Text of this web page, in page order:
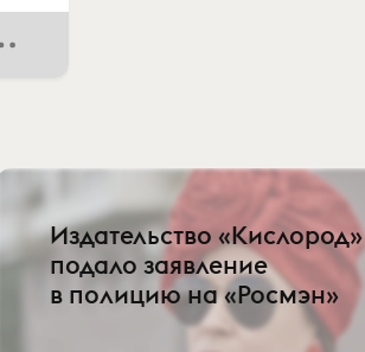
Издательство «Кислород»
подало заявление
в полицию на «Росмэн»